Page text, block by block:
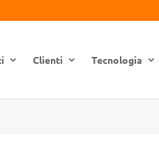
Clienti Tecnologia